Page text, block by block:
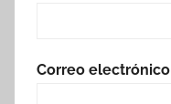
Correo electrónico